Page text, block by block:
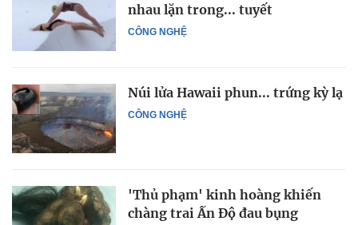
CÔNG NGHỆ
nhau lặn trong... tuyết
CÔNG NGHỆ
Núi lửa Hawaii phun... trứng kỳ lạ
'Thủ phạm' kinh hoàng khiến
chàng trai Ấn Độ đau bụng